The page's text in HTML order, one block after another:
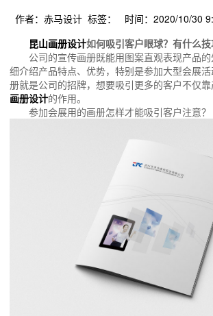
作者：赤马设计 标签： 时间：2020/10/30
昆山画册设计如何吸引客户眼球？有什么技
公司的宣传画册既能用图案直观表现产品
细介绍产品特点、优势，特别是参加大型会展
册就是公司的招牌，想要吸引更多的客户不仅
画册设计的作用。
参加会展用的画册怎样才能吸引客户注意？